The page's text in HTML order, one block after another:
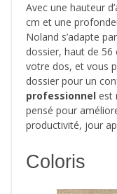
Avec une hauteur
cm et une
Noland s’adapte
dossier, haut de
votre dos, et vous
dossier pour un
professionnel est
pensé pour
productivité, jour
Coloris